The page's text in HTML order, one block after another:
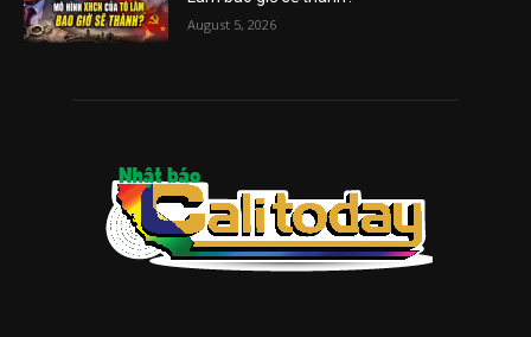
August 5, 2026